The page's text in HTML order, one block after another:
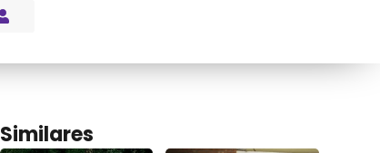
Similares